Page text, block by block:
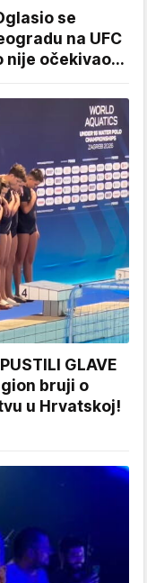
se
na UFC
nije očekivao...
GLAVE
bruji o
u Hrvatskoj!